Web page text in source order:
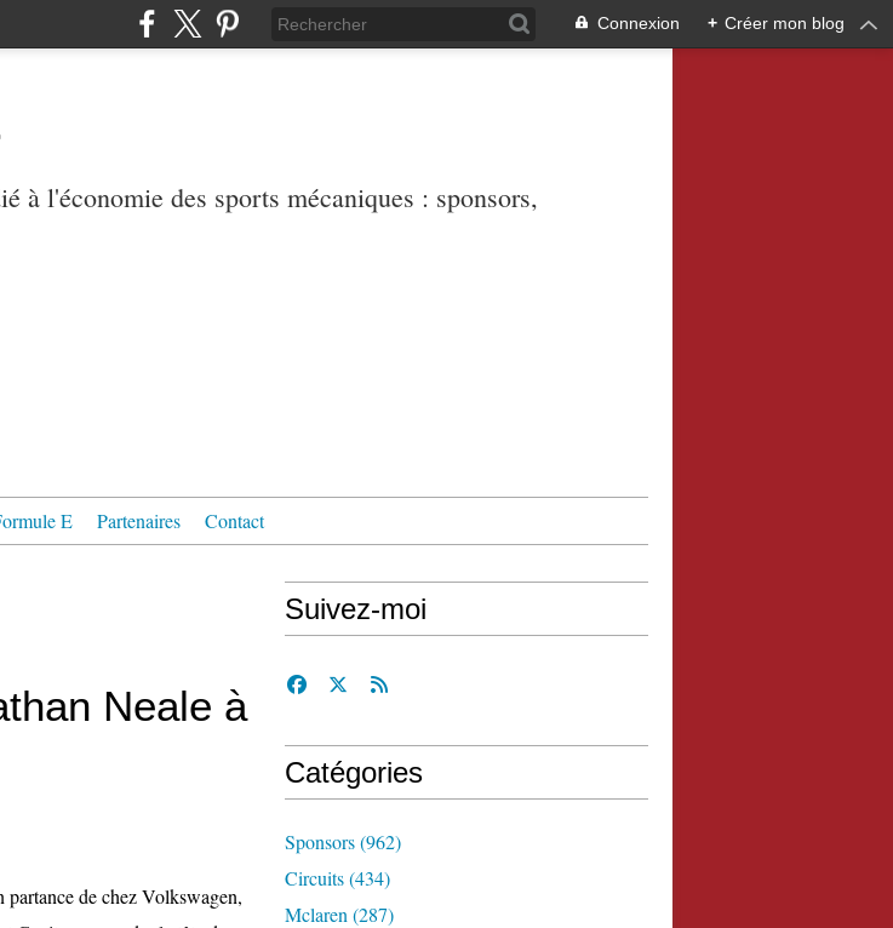
Connexion + Créer mon blog
à l'économie des sports mécaniques : sponsors,
E Partenaires Contact
Neale à
partance de chez Volkswagen,
Suivez-moi
Catégories
Sponsors(962)
Circuits(434)
Mclaren (287)